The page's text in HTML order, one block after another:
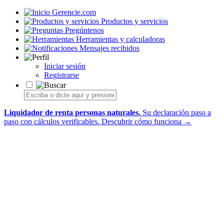
Gerencie.com
Productos y servicios
Pregúntenos
Herramientas y calculadoras
Mensajes recibidos
Iniciar sesión
Registrarse
Liquidador de renta personas naturales. Su declaración paso a
paso con cálculos verificables. Descubrir cómo funciona →